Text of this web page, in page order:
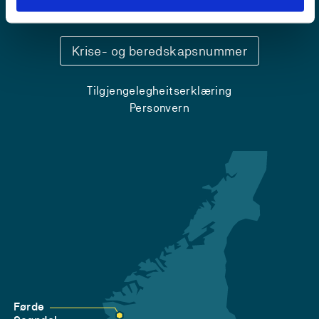
Krise- og beredskapsnummer
Tilgjengelegheitserklæring
Personvern
Førde